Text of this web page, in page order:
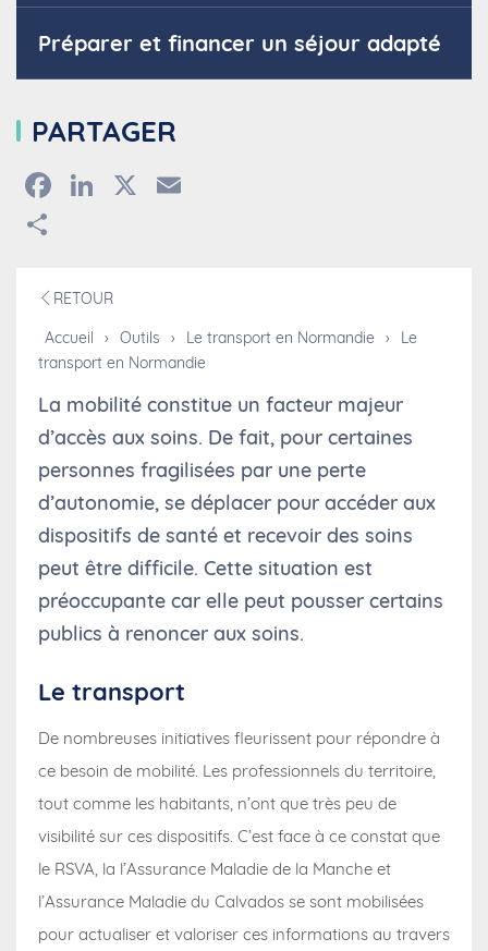
Préparer et financer un séjour adapté
PARTAGER
Facebook
LinkedIn
X
RETOUR
Accueil
› Outils › Le transport en Normandie ›
Le
transport en Normandie
La mobilité constitue un facteur majeur
d’accès aux soins. De fait, pour certaines
personnes fragilisées par une perte
d’autonomie, se déplacer pour accéder aux
dispositifs de santé et recevoir des soins
peut être difficile. Cette situation est
préoccupante car elle peut pousser certains
publics à renoncer aux soins.
Le transport
De nombreuses initiatives fleurissent pour répondre à
ce besoin de mobilité. Les professionnels du territoire,
tout comme les habitants, n’ont que très peu de
visibilité sur ces dispositifs. C’est face à ce constat que
le RSVA, la l’Assurance Maladie de la Manche et
l’Assurance Maladie du Calvados se sont mobilisées
pour actualiser et valoriser ces informations au travers